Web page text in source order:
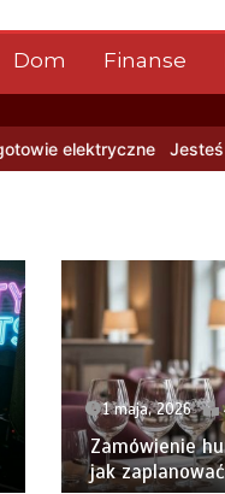
Dom Finanse
it lub agencją
1 maja, 2026
Zamówienie
jak